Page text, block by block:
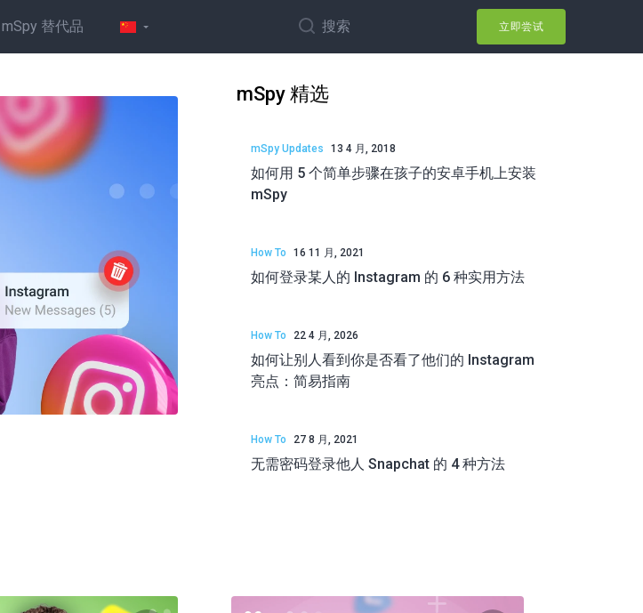
mSpy 替代品 搜索 立即尝试
mSpy 精选
mSpy Updates 13 4 月, 2018
如何用 5 个简单步骤在孩子的安卓手机上安装
mSpy
How To 16 11 月, 2021
如何登录某人的 Instagram 的 6 种实用方法
How To 22 4 月, 2026
如何让别人看到你是否看了他们的 Instagram
亮点：简易指南
How To 27 8 月, 2021
无需密码登录他人 Snapchat 的 4 种方法